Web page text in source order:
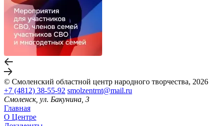
© Смоленский областной центр народного творчества, 2026
+7 (4812) 38-55-92 smolzentrnt@mail.ru
Смоленск, ул. Бакунина, 3
Главная
О Центре